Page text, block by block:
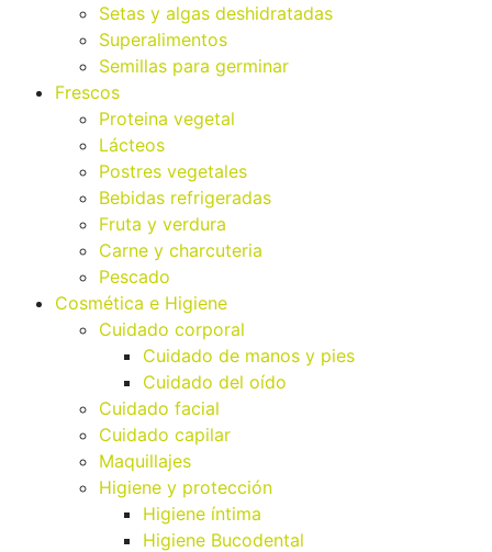
Setas y algas deshidratadas
Superalimentos
Semillas para germinar
Frescos
Proteina vegetal
Lácteos
Postres vegetales
Bebidas refrigeradas
Fruta y verdura
Carne y charcuteria
Pescado
Cosmética e Higiene
Cuidado corporal
Cuidado de manos y pies
Cuidado del oído
Cuidado facial
Cuidado capilar
Maquillajes
Higiene y protección
Higiene íntima
Higiene Bucodental